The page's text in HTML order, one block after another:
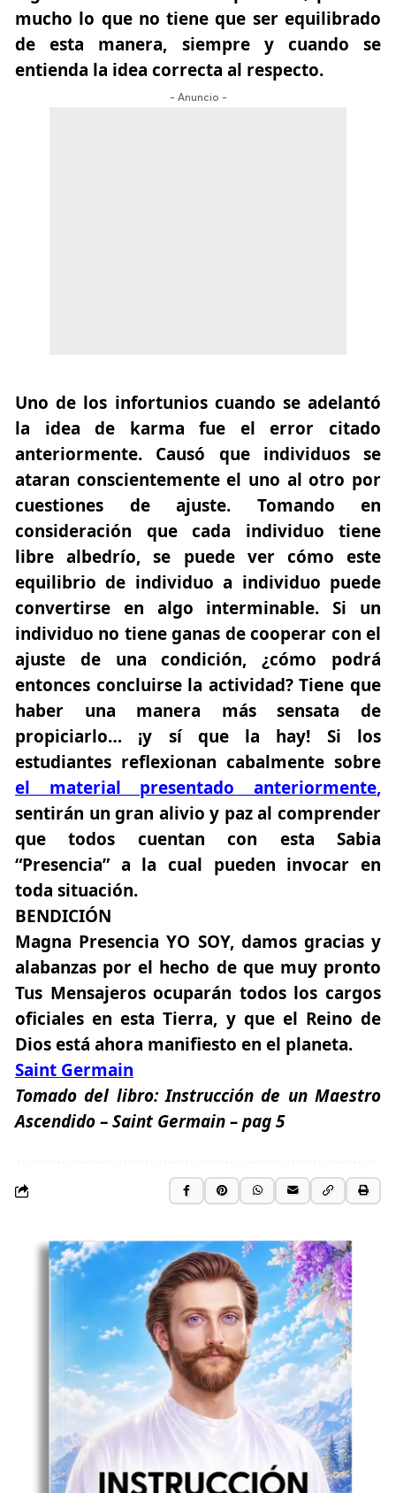
mucho lo que no tiene que ser equilibrado
de esta manera, siempre y cuando se
entienda la idea correcta al respecto.
- Anuncio -
Uno de los infortunios cuando se adelantó
la idea de karma fue el error citado
anteriormente. Causó que individuos se
ataran conscientemente el uno al otro por
cuestiones de ajuste. Tomando en
consideración que cada individuo tiene
libre albedrío, se puede ver cómo este
equilibrio de individuo a individuo puede
convertirse en algo interminable. Si un
individuo no tiene ganas de cooperar con el
ajuste de una condición, ¿cómo podrá
entonces concluirse la actividad? Tiene que
haber una manera más sensata de
propiciarlo… ¡y sí que la hay! Si los
estudiantes reflexionan cabalmente sobre
el material presentado anteriormente,
sentirán un gran alivio y paz al comprender
que todos cuentan con esta Sabia
“Presencia” a la cual pueden invocar en
toda situación.
BENDICIÓN
Magna Presencia YO SOY, damos gracias y
alabanzas por el hecho de que muy pronto
Tus Mensajeros ocuparán todos los cargos
oficiales en esta Tierra, y que el Reino de
Dios está ahora manifiesto en el planeta.
Saint Germain
Tomado del libro:Instrucción de un Maestro
Ascendido–Saint Germain – pag 5